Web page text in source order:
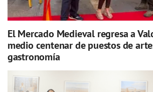
El Mercado Medieval regresa a
medio centenar de puestos de
gastronomía